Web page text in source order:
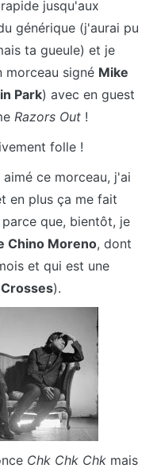
jusqu'aux
générique (j'aurai pu
ta gueule) et je
signé Mike
Park) avec en guest
Razors Out !
folle !
ce morceau, j'ai
en plus ça me fait
que, bientôt, je
Chino Moreno, dont
et qui est une
Crosses).
Chk Chk Chk mais